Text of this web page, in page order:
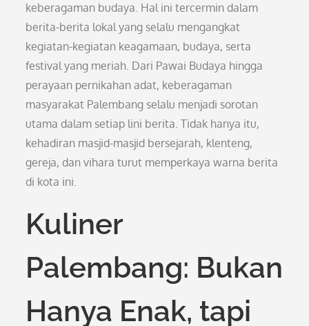
keberagaman budaya. Hal ini tercermin dalam
berita-berita lokal yang selalu mengangkat
kegiatan-kegiatan keagamaan, budaya, serta
festival yang meriah. Dari Pawai Budaya hingga
perayaan pernikahan adat, keberagaman
masyarakat Palembang selalu menjadi sorotan
utama dalam setiap lini berita. Tidak hanya itu,
kehadiran masjid-masjid bersejarah, klenteng,
gereja, dan vihara turut memperkaya warna berita
di kota ini.
Kuliner
Palembang: Bukan
Hanya Enak, tapi